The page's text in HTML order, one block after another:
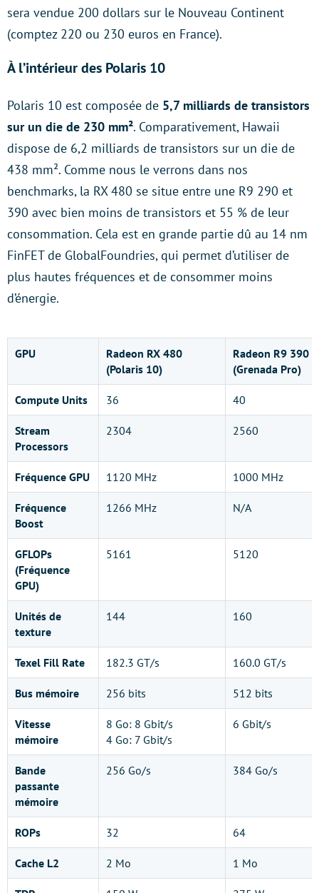
sera vendue 200 dollars sur le Nouveau Continent
(comptez 220 ou 230 euros en France).
À l’intérieur des Polaris 10
Polaris 10 est composée de 5,7 milliards de transistors
sur un die de 230 mm². Comparativement, Hawaii
dispose de 6,2 milliards de transistors sur un die de
438 mm². Comme nous le verrons dans nos
benchmarks, la RX 480 se situe entre une R9 290 et
390 avec bien moins de transistors et 55 % de leur
consommation. Cela est en grande partie dû au 14 nm
FinFET de GlobalFoundries, qui permet d’utiliser de
plus hautes fréquences et de consommer moins
d’énergie.
GPU
Radeon RX 480
(Polaris 10)
Radeon R9 390
(Grenada Pro)
Compute Units 36 40
Stream
Processors
2304 2560
Fréquence GPU 1120 MHz 1000 MHz
Fréquence
Boost
1266 MHz N/A
GFLOPs
(Fréquence
GPU)
5161 5120
Unités de
texture
144 160
Texel Fill Rate 182.3 GT/s 160.0 GT/s
Bus mémoire 256 bits 512 bits
Vitesse
mémoire
8 Go: 8 Gbit/s
4 Go: 7 Gbit/s
6 Gbit/s
Bande
passante
mémoire
256 Go/s 384 Go/s
ROPs 32 64
Cache L2 2 Mo 1 Mo